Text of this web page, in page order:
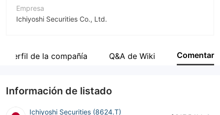
Empresa
Ichiyoshi Securities Co., Ltd.
Empleado de la empresa
Perfil de la compañía Q&A de Wiki Comentar
Información de listado
Ichiyoshi Securities (8624.T)